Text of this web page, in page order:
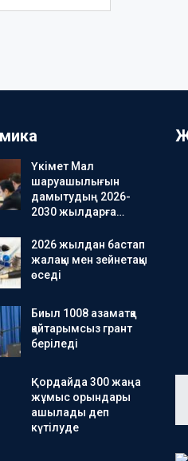
Үкімет Мал
шаруашылығын
дамытудың 2026-
2030 жылдарға…
2026 жылдан бастап
жалақы мен зейнетақы
өседі
Биыл 1008 азаматқа
қайтарымсыз грант
беріледі
Қордайда 300 жаңа
жұмыс орындары
ашылады деп
күтілуде